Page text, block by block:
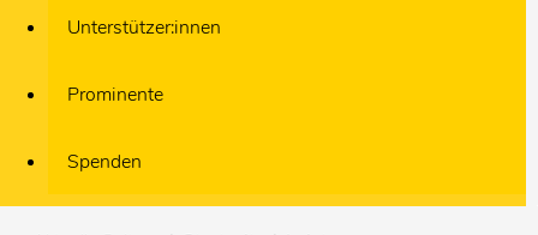
Unterstützer:innen
Prominente
Spenden